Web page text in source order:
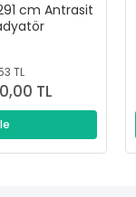
cm Antrasit
TL
TL